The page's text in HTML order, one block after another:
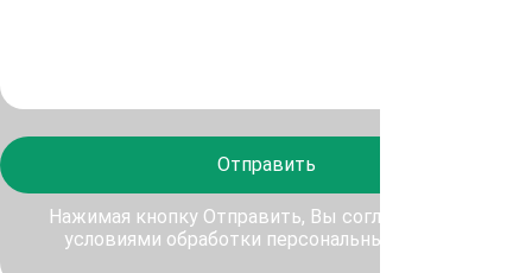
Отправить
Нажимая кнопку Отправить, Вы соглашаетесь с
условиями обработки персональных данных